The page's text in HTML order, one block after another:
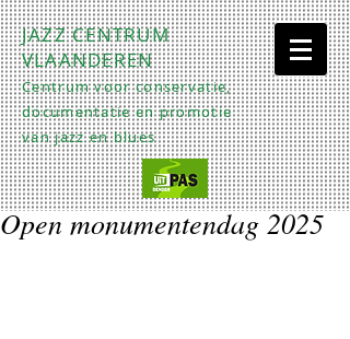
JAZZ CENTRUM
VLAANDEREN
Centrum voor conservatie,
documentatie en promotie
van jazz en blues
Open monumentendag 2025